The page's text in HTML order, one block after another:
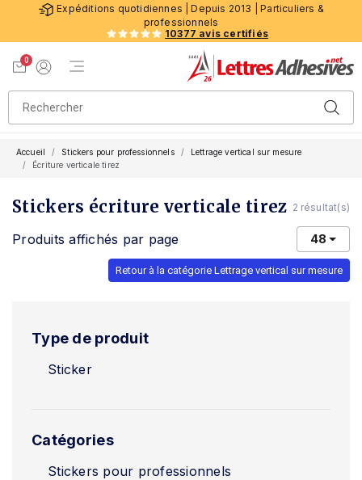
Expéditions quotidiennes | Depuis 2013 | Particuliers &
professionnels
10377 avis certifiés
0
Menu de navigation
Accueil Stickers pour professionnels
Lettrage vertical sur mesure
Écriture verticale tirez
Stickers écriture verticale tirez 2 résultat(s)
Produits affichés par page 48
Retour à la catégorie Lettrage vertical sur mesure
Type de produit
Sticker
Catégories
Stickers pour professionnels